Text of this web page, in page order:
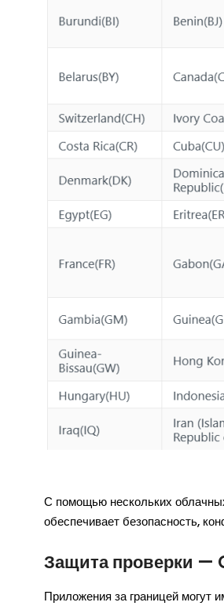
С помощью нескольких
обеспечивает безопасность,
Защита проверки —
Приложения за границей могут